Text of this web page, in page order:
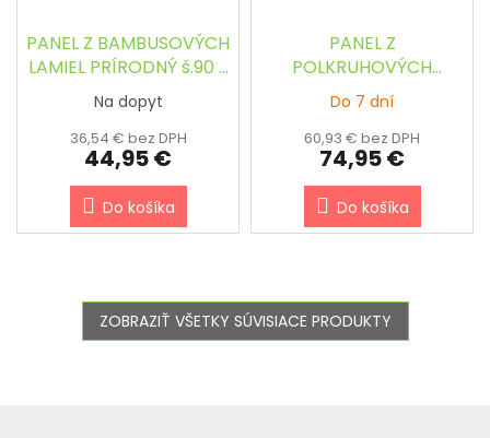
PANEL Z BAMBUSOVÝCH
LAMIEL PRÍRODNÝ š.90 x
v.180 cm
Na dopyt
36,54 € bez DPH
44,95 €
Do košíka
PANEL Z
POLKRUHOVÝCH
BAMBUSOVÝCH TYČÍ
PRÍRODNÝ š.90 x v.180
cm
Do 7 dní
60,93 € bez DPH
74,95 €
Do košíka
ZOBRAZIŤ VŠETKY SÚVISIACE PRODUKTY